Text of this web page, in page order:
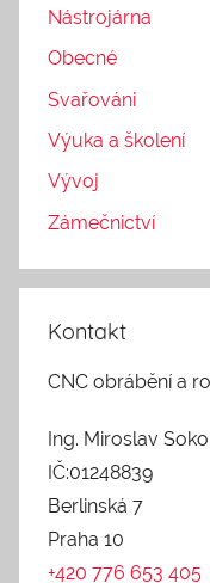
Nástrojárna
Obecné
Svařováni
Výuka a školení
Vývoj
Zámečnictví
Kontakt
CNC obrábění a
Ing. Miroslav
IČ:01248839
Berlinská 7
Praha 10
+420 776 653 405